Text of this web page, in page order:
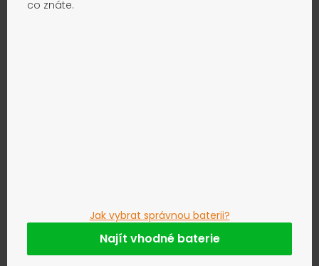
co znáte.
Jak vybrat správnou baterii?
Najít vhodné baterie